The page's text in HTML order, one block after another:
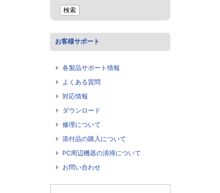
お客様サポート
各製品サポート情報
よくある質問
対応情報
ダウンロード
修理について
添付品の購入について
PC周辺機器の清掃について
お問い合わせ